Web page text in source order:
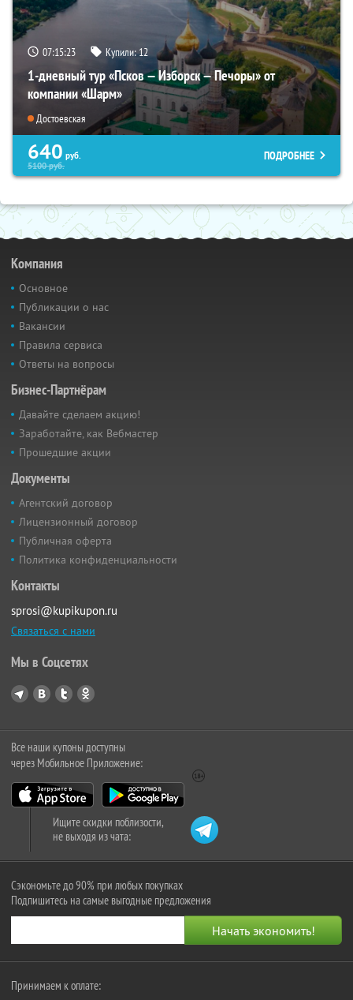
07:15:22 Купили:12
1-дневный тур «Псков — Изборск — Печоры» от
компании «Шарм»
Достоевская
640 руб.
5100руб.
ПОДРОБНЕЕ
Компания
Основное
Публикации о нас
Вакансии
Правила сервиса
Ответы на вопросы
Бизнес-Партнёрам
Давайте сделаем акцию!
Заработайте, как Вебмастер
Прошедшие акции
Документы
Агентский договор
Лицензионный договор
Публичная оферта
Политика конфиденциальности
Контакты
sprosi@kupikupon.ru
Связаться с нами
Мы в Соцсетях
Все наши купоны доступны
через Мобильное Приложение:
Ищите скидки поблизости,
не выходя из чата:
Сэкономьте до 90% при любых покупках
Подпишитесь на самые выгодные предложения
Принимаем к оплате: